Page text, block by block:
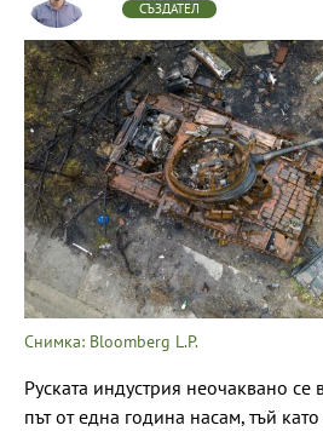
СЪЗДАТЕЛ
Снимка: Bloomberg L.P.
Руската индустрия неочаквано се
път от една година насам, тъй